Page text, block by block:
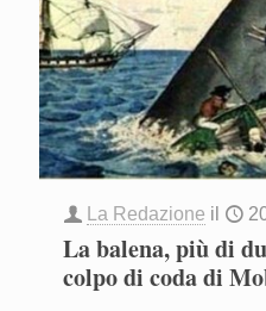
La Redazione il
La balena, più di
colpo di coda di